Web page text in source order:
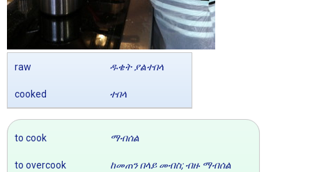
raw ዱቄት ያልተበላ
cooked ተበላ
to cook ማብሰል
to overcook ከመጠን በላይ መብስ; ብዙ ማብሰል